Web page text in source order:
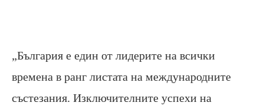
„България е един от лидерите на всички
времена в ранг листата на международните
състезания. Изключителните успехи на